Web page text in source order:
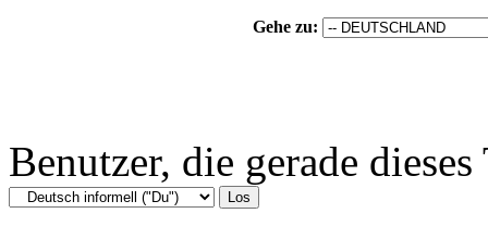
Gehe zu:
Benutzer, die gerade